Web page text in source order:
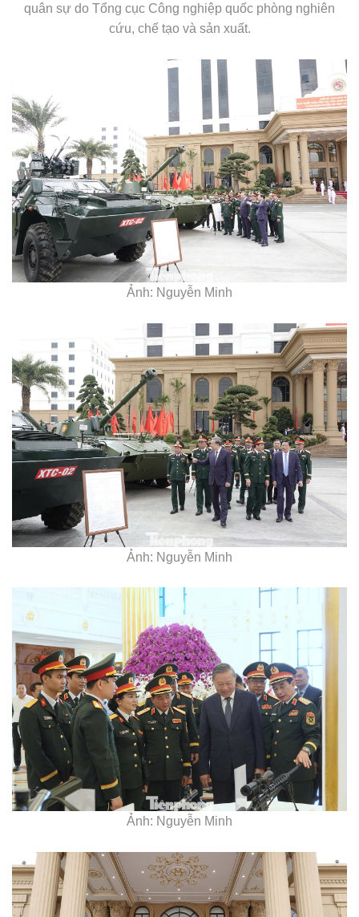
quân sự do Tổng cục Công nghiệp quốc phòng nghiên
cứu, chế tạo và sản xuất.
Ảnh: Nguyễn Minh
Ảnh: Nguyễn Minh
Ảnh: Nguyễn Minh